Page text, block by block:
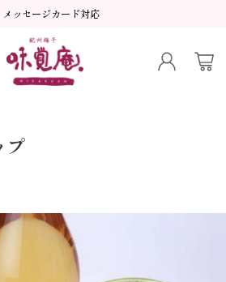
ッセージカード対応
プ